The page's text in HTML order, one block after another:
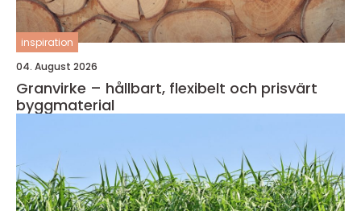
inspiration
04. August 2026
Granvirke – hållbart, flexibelt och prisvärt
byggmaterial